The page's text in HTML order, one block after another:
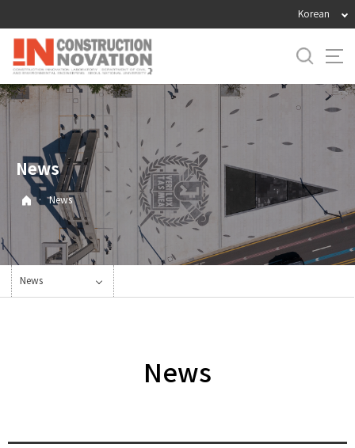
로
메
뉴
Korean
News
· News
News
News